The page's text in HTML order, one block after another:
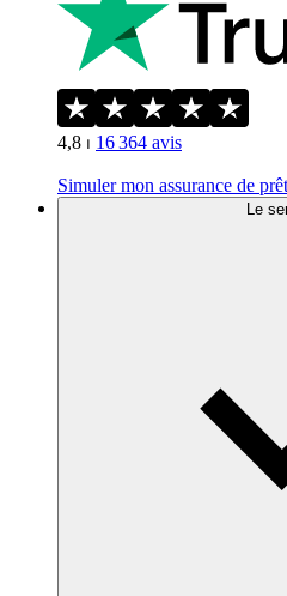
4,8 ⏐ 16 364 avis
Simuler mon assurance de prêt
Le